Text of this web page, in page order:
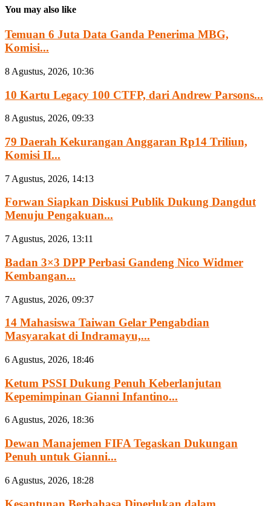
You may also like
Temuan 6 Juta Data Ganda Penerima MBG,
Komisi...
8 Agustus, 2026, 10:36
10 Kartu Legacy 100 CTFP, dari Andrew Parsons...
8 Agustus, 2026, 09:33
79 Daerah Kekurangan Anggaran Rp14 Triliun,
Komisi II...
7 Agustus, 2026, 14:13
Forwan Siapkan Diskusi Publik Dukung Dangdut
Menuju Pengakuan...
7 Agustus, 2026, 13:11
Badan 3×3 DPP Perbasi Gandeng Nico Widmer
Kembangan...
7 Agustus, 2026, 09:37
14 Mahasiswa Taiwan Gelar Pengabdian
Masyarakat di Indramayu,...
6 Agustus, 2026, 18:46
Ketum PSSI Dukung Penuh Keberlanjutan
Kepemimpinan Gianni Infantino...
6 Agustus, 2026, 18:36
Dewan Manajemen FIFA Tegaskan Dukungan
Penuh untuk Gianni...
6 Agustus, 2026, 18:28